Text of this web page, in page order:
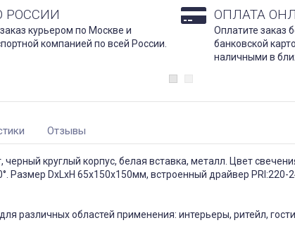
РОССИИ
курьером по Москве и
компанией по всей России.
ОПЛАТА
Оплатите заказ
банковской
наличными в
Отзывы
черный круглый корпус, белая вставка, металл. Цвет
Размер DxLxH 65x150x150мм, встроенный драйвер PRI:220-
различных областей применения: интерьеры, ритейл,